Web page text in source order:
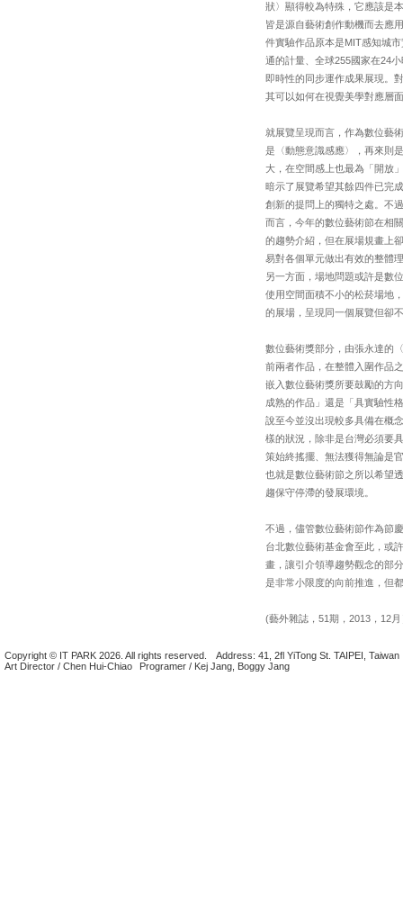
狀〉顯得較為特殊，它應該是
皆是源自藝術創作動機而去應
件實驗作品原本是MIT感知城
通的計量、全球255國家在24
即時性的同步運作成果展現。
其可以如何在視覺美學對應層
就展覽呈現而言，作為數位藝
是〈動態意識感應〉，再來則
大，在空間感上也最為「開放
暗示了展覽希望其餘四件已完
創新的提問上的獨特之處。不
而言，今年的數位藝術節在相
的趨勢介紹，但在展場規畫上
易對各個單元做出有效的整體
另一方面，場地問題或許是數
使用空間面積不小的松菸場地
的展場，呈現同一個展覽但卻
數位藝術獎部分，由張永達的
前兩者作品，在整體入圍作品
嵌入數位藝術獎所要鼓勵的方
成熟的作品」還是「具實驗性
說至今並沒出現較多具備在概
樣的狀況，除非是台灣必須要
策始終搖擺、無法獲得無論是
也就是數位藝術節之所以希望
趨保守停滯的發展環境。
不過，儘管數位藝術節作為節
台北數位藝術基金會至此，或
畫，讓引介領導趨勢觀念的部
是非常小限度的向前推進，但
(藝外雜誌，51期，2013，12
Copyright © IT PARK 2026. All rights reserved.
Address: 41, 2fl YiTong St. TAIPEI, Taiwan
Art Director / Chen Hui-Chiao
Programer / Kej Jang, Boggy Jang